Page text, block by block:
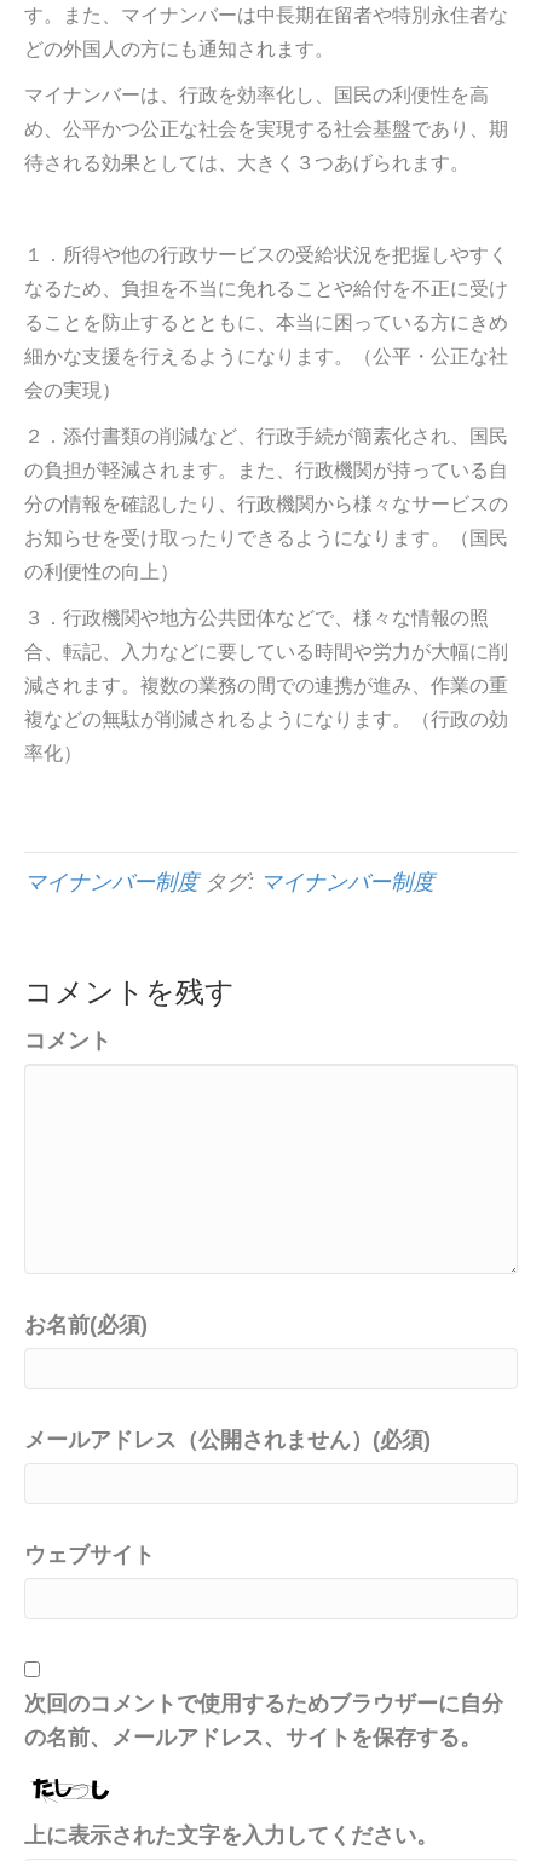
す。また、マイナンバーは中長期在留者や特別永住者な
どの外国人の方にも通知されます。
マイナンバーは、行政を効率化し、国民の利便性を高
め、公平かつ公正な社会を実現する社会基盤であり、期
待される効果としては、大きく３つあげられます。
１．所得や他の行政サービスの受給状況を把握しやすく
なるため、負担を不当に免れることや給付を不正に受け
ることを防止するとともに、本当に困っている方にきめ
細かな支援を行えるようになります。（公平・公正な社
会の実現）
２．添付書類の削減など、行政手続が簡素化され、国民
の負担が軽減されます。また、行政機関が持っている自
分の情報を確認したり、行政機関から様々なサービスの
お知らせを受け取ったりできるようになります。（国民
の利便性の向上）
３．行政機関や地方公共団体などで、様々な情報の照
合、転記、入力などに要している時間や労力が大幅に削
減されます。複数の業務の間での連携が進み、作業の重
複などの無駄が削減されるようになります。（行政の効
率化）
マイナンバー制度タグ: マイナンバー制度
コメントを残す
コメント
お名前(必須)
メールアドレス（公開されません）(必須)
ウェブサイト
次回のコメントで使用するためブラウザーに自分
の名前、メールアドレス、サイトを保存する。
上に表示された文字を入力してください。